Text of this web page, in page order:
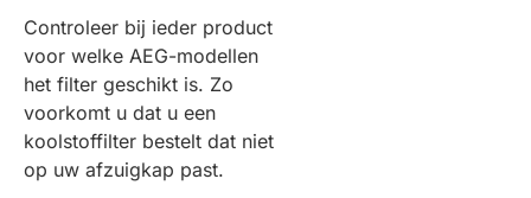
Controleer bij ieder product
voor welke AEG-modellen
het filter geschikt is. Zo
voorkomt u dat u een
koolstoffilter bestelt dat niet
op uw afzuigkap past.